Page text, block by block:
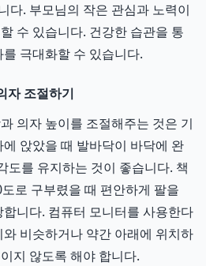
다. 부모님의 작은 관심과 노력이
수 있습니다. 건강한 습관을 통
를 극대화할 수 있습니다.
자 조절하기
의자 높이를 조절해주는 것은 기
앉았을 때 발바닥이 바닥에 완
도를 유지하는 것이 좋습니다. 책
로 구부렸을 때 편안하게 팔을
니다. 컴퓨터 모니터를 사용한다
비슷하거나 약간 아래에 위치하
지 않도록 해야 합니다.